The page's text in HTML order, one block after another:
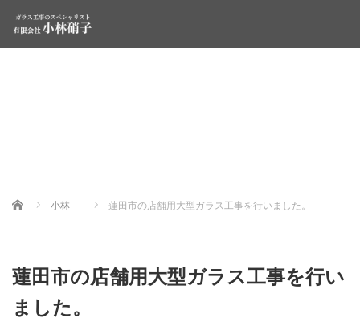
Home 小林 蓮田市の店舗用大型ガラス工事を行いました。
蓮田市の店舗用大型ガラス工事を行い
ました。